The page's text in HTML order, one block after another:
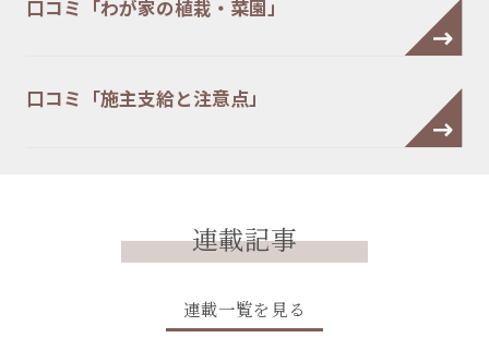
口コミ「わが家の植栽・菜園」
口コミ「施主支給と注意点」
連載記事
連載一覧を見る